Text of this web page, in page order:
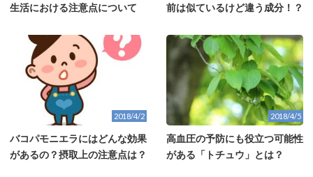
生活における注意点について
前は似ているけど違う成分！？
2018/4/2
バコパモニエラにはどんな効果
があるの？摂取上の注意点は？
2018/4/5
高血圧の予防にも役立つ可能性
がある「トチュウ」とは？